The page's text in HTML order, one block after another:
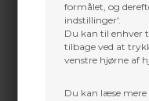
formålet, og
indstillinger'.
Du kan til enhver
tilbage ved at
venstre hjørne af
Du kan læse mere